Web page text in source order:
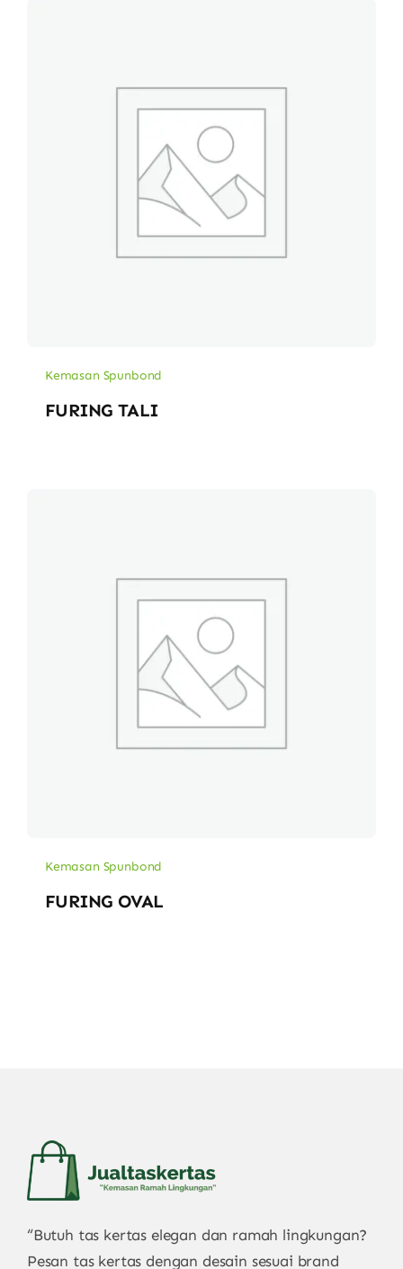
Kemasan Spunbond
FURING TALI
Kemasan Spunbond
FURING OVAL
“Butuh tas kertas elegan dan ramah lingkungan?
Pesan tas kertas dengan desain sesuai brand